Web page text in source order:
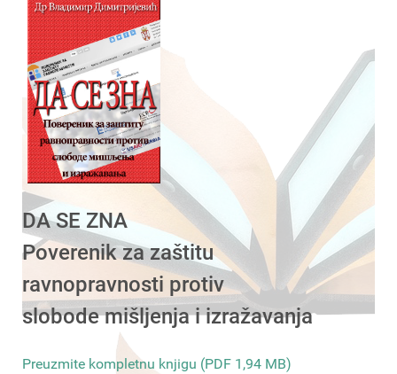
DA SE ZNA
Poverenik za zaštitu
ravnopravnosti protiv
slobode mišljenja i izražavanja
Preuzmite kompletnu knjigu (PDF 1,94 MB)